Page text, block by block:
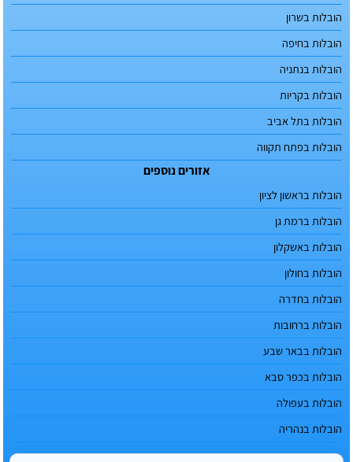
הובלות בשרון
הובלות בחיפה
הובלות בנתניה
הובלות בקריות
הובלות בתל אביב
הובלות בפתח תקווה
אזורים נוספים
הובלות בראשון לציון
הובלות ברמת גן
הובלות באשקלון
הובלות בחולון
הובלות בחדרה
הובלות ברחובות
הובלות בבאר שבע
הובלות בכפר סבא
הובלות בעפולה
הובלות בנהריה